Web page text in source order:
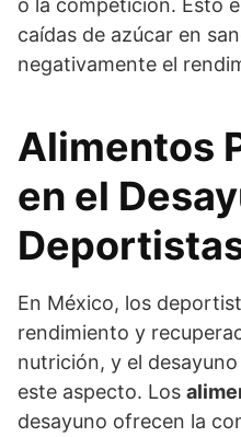
o la competición. Esto
caídas de azúcar en
negativamente el
Alimentos
en el
En México, los
rendimiento y
nutrición, y el
este aspecto. Los
desayuno ofrecen la